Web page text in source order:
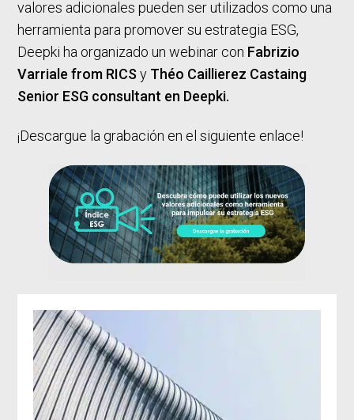
valores adicionales pueden ser utilizados como una
herramienta para promover su estrategia ESG,
Deepki ha organizado un webinar con Fabrizio
Varriale from RICS y Théo Caillierez Castaing
Senior ESG consultant en Deepki.
¡Descargue la grabación en el siguiente enlace!